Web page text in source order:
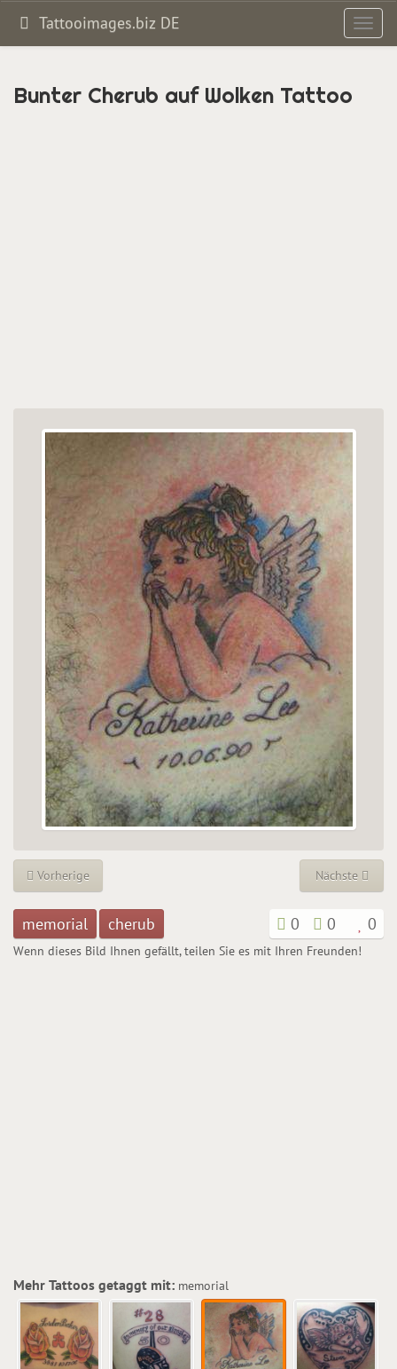
Tattooimages.biz DE
Bunter Cherub auf Wolken Tattoo
Vorherige Nächste
memorial cherub 0 0 0
Wenn dieses Bild Ihnen gefällt, teilen Sie es mit Ihren Freunden!
Mehr Tattoos getaggt mit: memorial